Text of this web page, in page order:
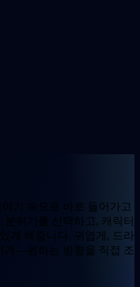
기 속으로 바로 들어가고
분위기를 선택하고, 캐릭터
게 해줍니다. 귀엽게, 드라
게—원하는 방향을 직접 조